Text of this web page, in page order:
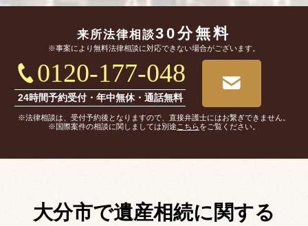
来所法律相談30分無料
※事案により無料法律相談に対応できない場合がございます。
0120-177-048
24時間予約受付・年中無休・通話無料
※法律相談は、受付予約後となりますので、直接弁護士にはお繋ぎできません。
※国際案件の相談に関しましては別途 こちらをご覧ください。
大分市で遺産相続に関する